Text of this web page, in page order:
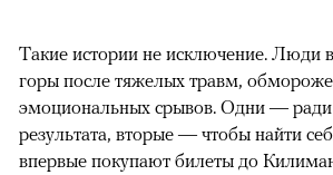
Такие истории не исключение. Люди
горы после тяжелых травм,
эмоциональных срывов. Одни — ради
результата, вторые — чтобы найти
впервые покупают билеты до